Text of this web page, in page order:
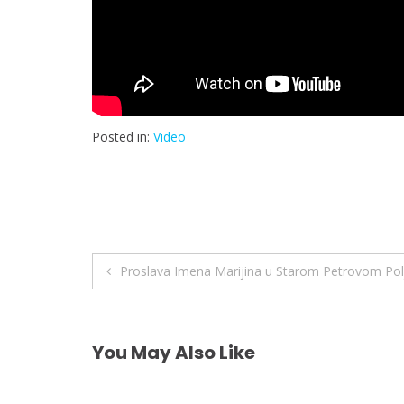
Posted in: Video
Navigacija
Proslava Imena Marijina u Starom Petrovom
You May Also Like